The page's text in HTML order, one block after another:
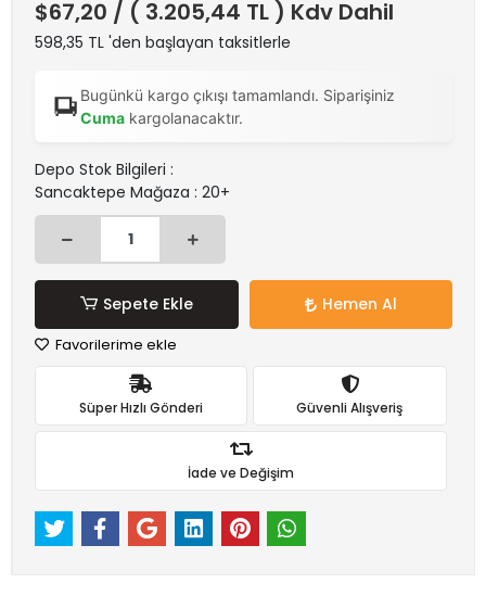
$67,20 / ( 3.205,44 TL ) Kdv Dahil
598,35 TL 'den başlayan taksitlerle
Bugünkü kargo çıkışı tamamlandı. Siparişiniz
Cumakargolanacaktır.
Depo Stok Bilgileri :
Sancaktepe Mağaza : 20+
Sepete Ekle Hemen Al
Favorilerime ekle
Süper Hızlı Gönderi Güvenli Alışveriş
İade ve Değişim